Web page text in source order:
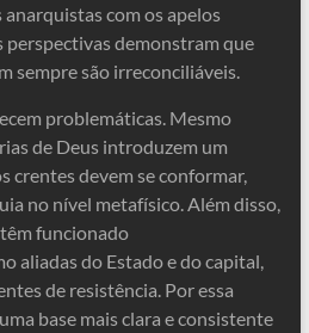
com os apelos
perspectivas demonstram que
sempre são irreconciliáveis.
problemáticas. Mesmo
de Deus introduzem um
crentes devem se conformar,
no nível metafísico. Além disso,
funcionado
aliadas do Estado e do capital,
de resistência. Por essa
base mais clara e consistente